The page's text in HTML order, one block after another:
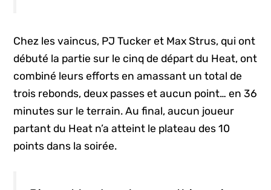
Chez les vaincus, PJ Tucker et Max Strus, qui ont
débuté la partie sur le cinq de départ du Heat, ont
combiné leurs efforts en amassant un total de
trois rebonds, deux passes et aucun point… en 36
minutes sur le terrain. Au final, aucun joueur
partant du Heat n’a atteint le plateau des 10
points dans la soirée.